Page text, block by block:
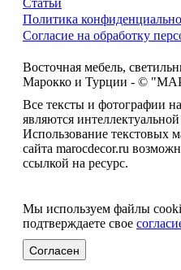
Статьи
Политика
Согласие на обработку
Восточная мебель,
Марокко и Турции - ©
Все тексты и фотографии
являются
Использование текстовых
сайта marocdecor.ru
ссылкой на ресурс.
Мы используем файлы
подтверждаете свое
Согласен